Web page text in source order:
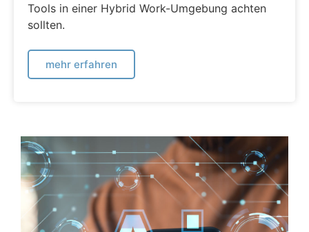
Tools in einer Hybrid Work-Umgebung achten
sollten.
mehr erfahren